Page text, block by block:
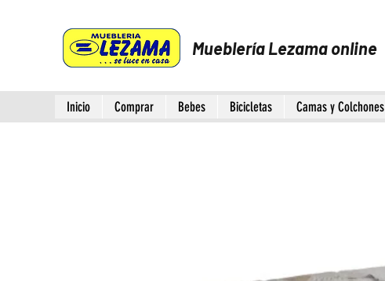
Mueblería Lezama online
Inicio Comprar Bebes Bicicletas Camas y Colchones